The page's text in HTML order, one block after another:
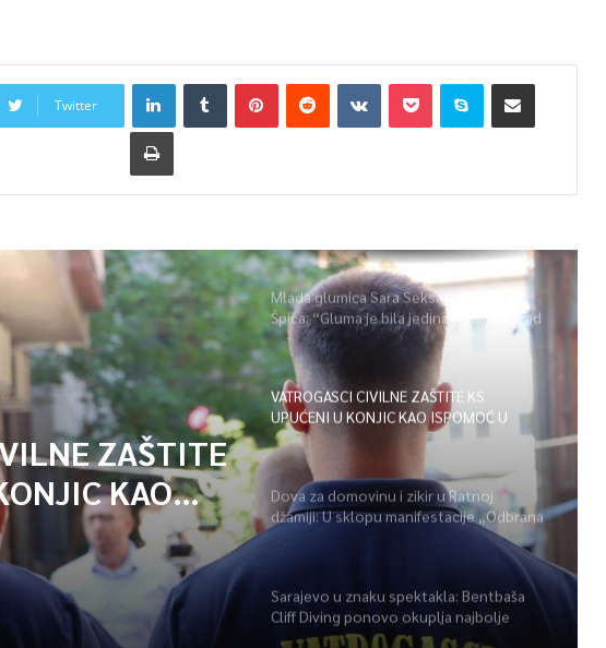
Twitter
ZAŠTITE
KAO
POŽARA
Mlada glumica Sara Seksan u emisiji
Špica: “Gluma je bila jedina opcija, uz rad
i disciplinu sve je moguće”
VATROGASCI CIVILNE ZAŠTITE KS
UPUĆENI U KONJIC KAO ISPOMOĆ U
GAŠENJU POŽARA
Dova za domovinu i zikir u Ratnoj
džamiji: U sklopu manifestacije „Odbrana
BiH – Igman 2026“ odana počast
Sarajevo u znaku spektakla: Bentbaša
Cliff Diving ponovo okuplja najbolje
skakače i vrhunsku zabavu